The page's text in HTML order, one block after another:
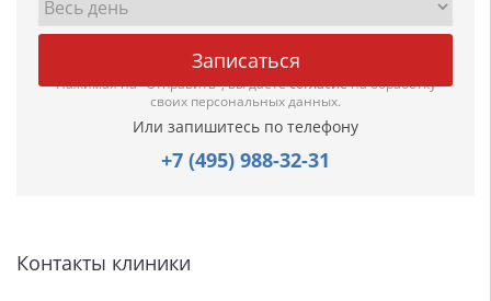
Нажимая на "Отправить", вы даетесогласиена обработку
своих персональных данных.
Или запишитесь по телефону
+7 (495) 988-32-31
Контакты клиники